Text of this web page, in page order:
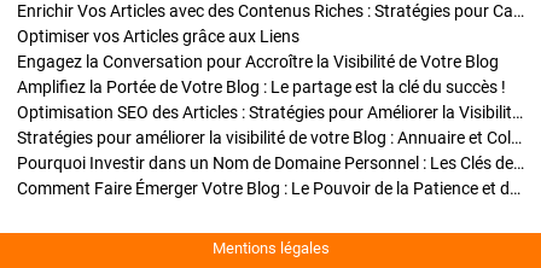
Enrichir Vos Articles avec des Contenus Riches : Stratégies pour Captiver et Optimiser
Optimiser vos Articles grâce aux Liens
Engagez la Conversation pour Accroître la Visibilité de Votre Blog
Amplifiez la Portée de Votre Blog : Le partage est la clé du succès !
Optimisation SEO des Articles : Stratégies pour Améliorer la Visibilité de Votre Blog
Stratégies pour améliorer la visibilité de votre Blog : Annuaire et Collaborations
Pourquoi Investir dans un Nom de Domaine Personnel : Les Clés de la Réussite de Votre Blog
Comment Faire Émerger Votre Blog : Le Pouvoir de la Patience et de la Persévérance
Mentions légales